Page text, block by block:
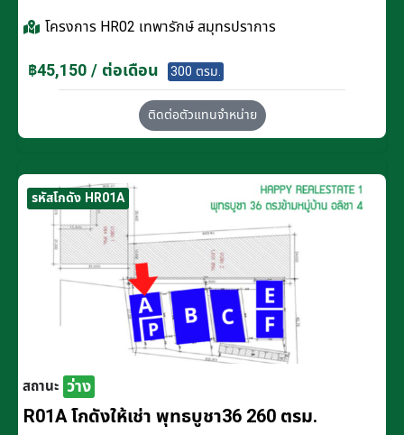
โครงการ HR02 เทพารักษ์ สมุทรปราการ
฿45,150 / ต่อเดือน 300 ตรม.
ติดต่อตัวแทนจำหน่าย
รหัสโกดัง HR01A
สถานะ ว่าง
R01A โกดังให้เช่า พุทธบูชา36 260 ตรม.